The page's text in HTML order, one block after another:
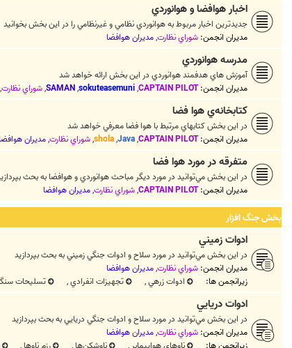
اخبار هوافضا و هوانوردي
جديدترين اخبار مربوط به هوانوردي نظامي و غيرنظامي را در اين بخش بخوانيد
مدیران انجمن: شوراي نظارت,مديران هوافضا
مدرسه هوانوردي
آموزش هاي هدفمند هوانوردي در اين بخش ارائه خواهد شد
مدیران انجمن: CAPTAIN PILOT
,
sokuteasemuni
,
SAMAN
,شوراي نظارت,
كتابخانه‌ي هوا فضا
در اين بخش كتابهاي مرتبط با هوا فضا معرفي خواهد شد
مدیران انجمن: CAPTAIN PILOT
,
Java
,
shola
,شوراي نظارت,مديران
متفرقه در مورد هوا فضا
در اين بخش مي‌توانيد در مورد ديگر مباحث هوانوردي و هوافضا به بحث
مدیران انجمن: CAPTAIN PILOT
,شوراي نظارت,مديران هوافضا
بخش جنگ افزار
ادوات زميني
در اين بخش مي‌توانيد در مورد سلاح و ادوات جنگي زميني به بحث بپردازيد
مدیران انجمن: شوراي نظارت,مديران هوافضا
زیرانجمن ها:
ادوات زرهي, تجهيزات انفرادي, تسليحات
ادوات دريايي
در اين بخش مي‌توانيد در مورد سلاح و ادوات جنگي دريايي به بحث بپردازيد
مدیران انجمن: شوراي نظارت,مديران هوافضا